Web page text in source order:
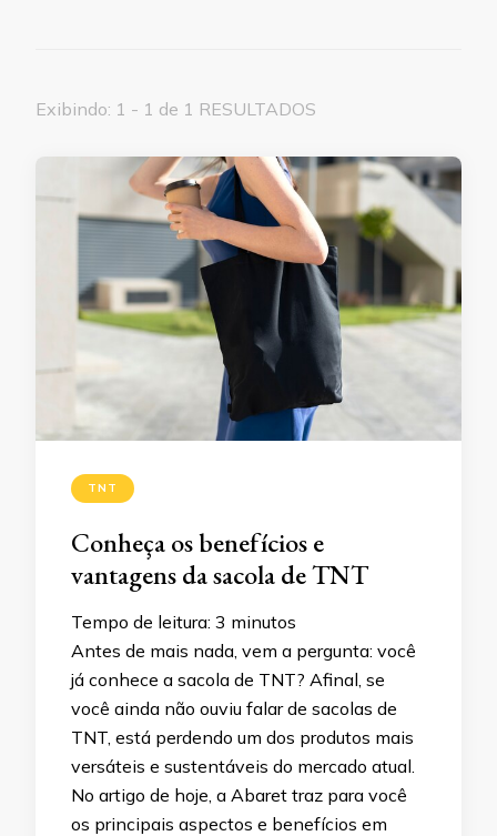
Exibindo: 1 - 1 de 1 RESULTADOS
TNT
Conheça os benefícios e
vantagens da sacola de TNT
Tempo de leitura: 3 minutos
Antes de mais nada, vem a pergunta: você
já conhece a sacola de TNT? Afinal, se
você ainda não ouviu falar de sacolas de
TNT, está perdendo um dos produtos mais
versáteis e sustentáveis do mercado atual.
No artigo de hoje, a Abaret traz para você
os principais aspectos e benefícios em